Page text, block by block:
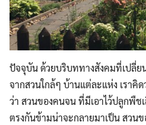
ปัจจุบัน ด้วยบริบททางสังคมที่เปลี่ย
จากสวนใกล้ๆ บ้านแต่ละแห่ง เราคิด
ว่า สวนของคนจน ที่มีเอาไว้ปลูกพืช
ตรงกันข้ามน่าจะกลายมาเป็น สวน